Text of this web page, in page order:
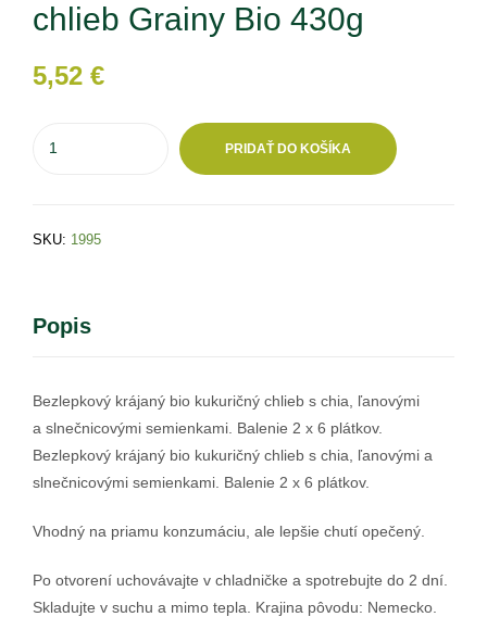
chlieb Grainy Bio 430g
5,52 €
PRIDAŤ DO KOŠÍKA
SKU: 1995
Popis
Bezlepkový krájaný bio kukuričný chlieb s chia, ľanovými
a slnečnicovými semienkami. Balenie 2 x 6 plátkov.
Bezlepkový krájaný bio kukuričný chlieb s chia, ľanovými a
slnečnicovými semienkami. Balenie 2 x 6 plátkov.
Vhodný na priamu konzumáciu, ale lepšie chutí opečený.
Po otvorení uchovávajte v chladničke a spotrebujte do 2 dní.
Skladujte v suchu a mimo tepla. Krajina pôvodu: Nemecko.